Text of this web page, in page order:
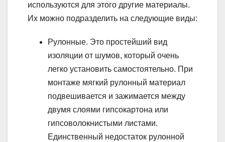
используются для этого другие материалы.
Их можно подразделить на следующие виды:
Рулонные. Это простейший вид
изоляции от шумов, который очень
легко установить самостоятельно. При
монтаже мягкий рулонный материал
подвешивается и зажимается между
двумя слоями гипсокартона или
гипсоволокнистыми листами.
Единственный недостаток рулонной